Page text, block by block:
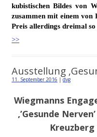
kubistischen Bildes von
zusammen mit einem von
Preis allerdings dreimal
>>
Ausstellung
11. September 2016 |dvg
Wiegmanns
‚’Gesunde
Kreuzberg